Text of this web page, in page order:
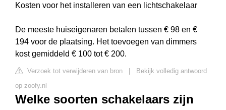
Kosten voor het installeren van een lichtschakelaar
De meeste huiseigenaren betalen tussen € 98 en €
194 voor de plaatsing. Het toevoegen van dimmers
kost gemiddeld € 100 tot € 200.
Verzoek tot verwijderen van bron
Bekijk volledig antwoord
op zoofy.nl
Welke soorten schakelaars zijn